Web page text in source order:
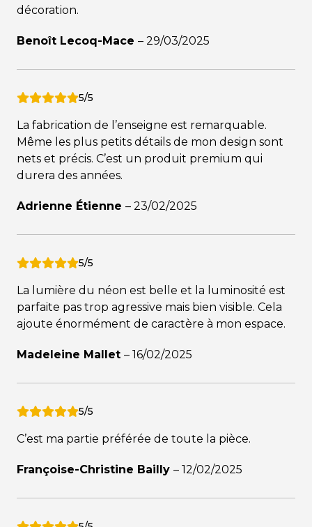
décoration.
Benoît Lecoq-Mace – 29/03/2025
5/5
La fabrication de l’enseigne est remarquable.
Même les plus petits détails de mon design sont
nets et précis. C’est un produit premium qui
durera des années.
Adrienne Étienne – 23/02/2025
5/5
La lumière du néon est belle et la luminosité est
parfaite pas trop agressive mais bien visible. Cela
ajoute énormément de caractère à mon espace.
Madeleine Mallet – 16/02/2025
5/5
C’est ma partie préférée de toute la pièce.
Françoise-Christine Bailly – 12/02/2025